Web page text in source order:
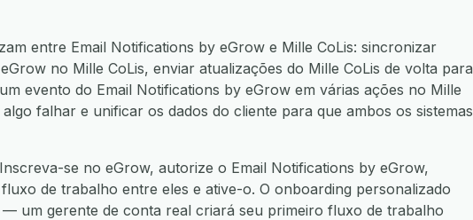
entre Email Notifications by eGrow e Mille CoLis: sincronizar
no Mille CoLis, enviar atualizações do Mille CoLis de volta para
evento do Email Notifications by eGrow em várias ações no Mille
falhar e unificar os dados do cliente para que ambos os sistemas
se no eGrow, autorize o Email Notifications by eGrow,
de trabalho entre eles e ative-o. O onboarding personalizado
um gerente de conta real criará seu primeiro fluxo de trabalho